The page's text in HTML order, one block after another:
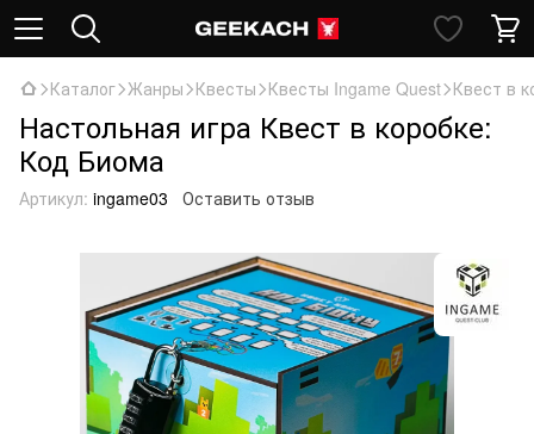
Каталог Жанры Квесты Квесты Ingame Quest Квест в
Настольная игра Квест в коробке:
Код Биома
Артикул: ingame03 Оставить отзыв